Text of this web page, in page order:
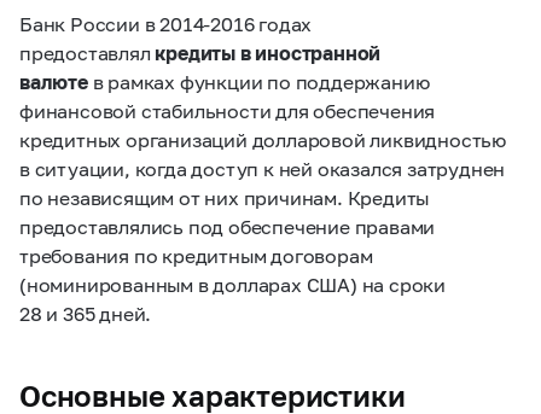
Банк России в2014-2016 годах
предоставлял кредиты в иностранной
валютев рамках функции по поддержанию
финансовой стабильности для обеспечения
кредитных организаций долларовой ликвидностью
в ситуации, когда доступ к ней оказался затруднен
по независящим от них причинам. Кредиты
предоставлялись под обеспечение правами
требования по кредитным договорам
(номинированным в долларах США) на сроки
28 и 365 дней.
Основные характеристики